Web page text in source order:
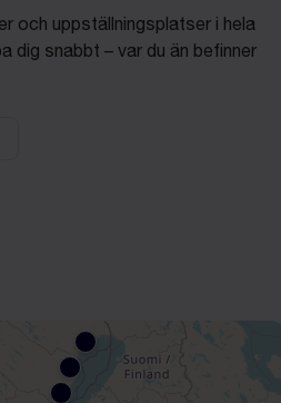
och uppställningsplatser i hela
dig snabbt – var du än befinner